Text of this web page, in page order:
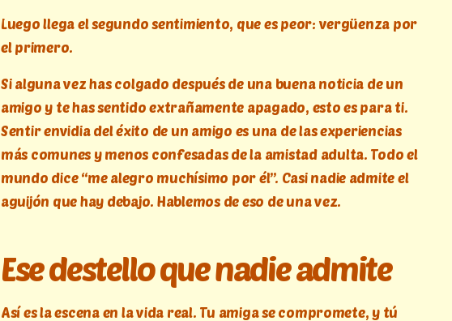
Luego llega el segundo sentimiento, que es peor: vergüenza por
el primero.
Si alguna vez has colgado después de una buena noticia de un
amigo y te has sentido extrañamente apagado, esto es para ti.
Sentir envidia del éxito de un amigo es una de las experiencias
más comunes y menos confesadas de la amistad adulta. Todo el
mundo dice “me alegro muchísimo por él”. Casi nadie admite el
aguijón que hay debajo. Hablemos de eso de una vez.
Ese destello que nadie admite
Así es la escena en la vida real. Tu amiga se compromete, y tú